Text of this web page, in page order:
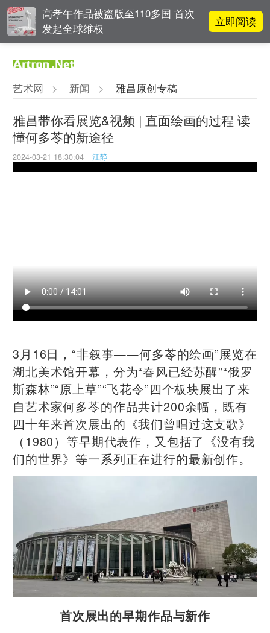
高孝午作品被盗版至110多国 首次
发起全球维权
立即阅读
影响力榜单
李铁夫冯钢百领衔 作为群体的早期
粤籍留美艺术家
翟莫梵：绘画少年的广阔天空
艺术网 > 新闻 > 雅昌原创专稿
雅昌带你看展览&视频 | 直面绘画的过程 读
懂何多苓的新途径
2024-03-21 18:30:04 江静
3月16日，“非叙事——何多苓的绘画”展览在
湖北美术馆开幕，分为“春风已经苏醒”“俄罗
斯森林”“原上草”“飞花令”四个板块展出了来
自艺术家何多苓的作品共计200余幅，既有
四十年来首次展出的《我们曾唱过这支歌》
（1980）等早期代表作，又包括了《没有我
们的世界》等一系列正在进行的最新创作。
首次展出的早期作品与新作